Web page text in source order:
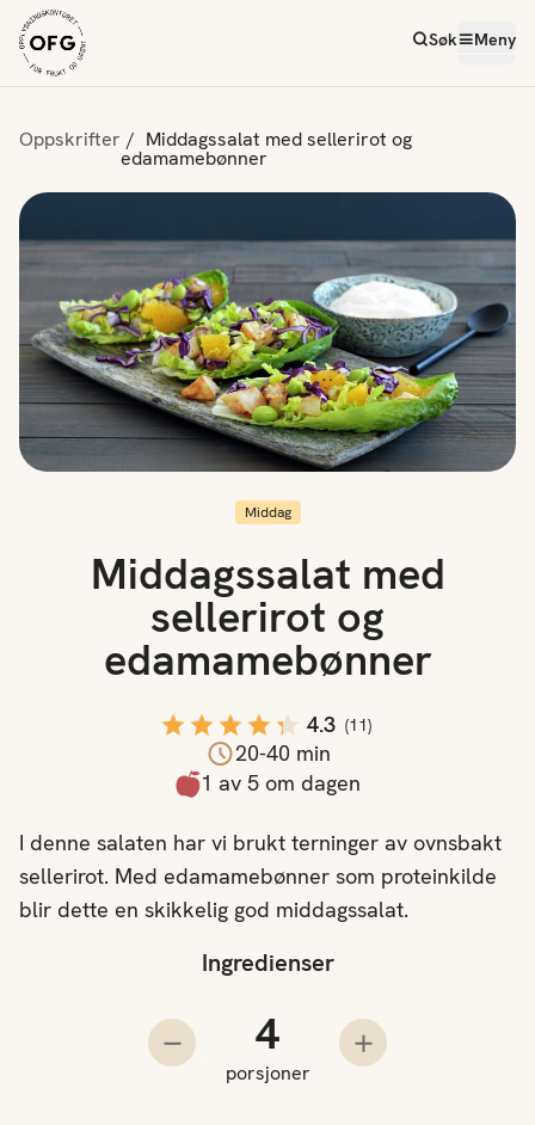
Søk Meny
Oppskrifter Middagssalat med sellerirot og
edamamebønner
Ingredienser
Trekk fra en porsjon
Antall porsjoner
porsjoner
Legg til en
Middag
Middagssalat med
sellerirot og
edamamebønner
4.3 (11)
20-40 min
1 av 5 om dagen
I denne salaten har vi brukt terninger av ovnsbakt
sellerirot. Med edamamebønner som proteinkilde
blir dette en skikkelig god middagssalat.